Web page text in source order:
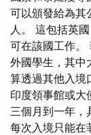
可以頒發給為其
人。 這包括英
可在該國工作。
外國學生，其中
算透過其他入境
印度領事館或大
三個月到一年，
每次入境只能在